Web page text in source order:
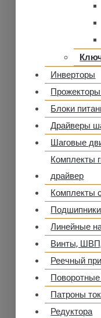
Инверторы
Блоки
Драйверы
Шаговые
Комплекты
драйвер
Комплекты
Линейные
Винты,
Реечный
Патроны
Редуктора